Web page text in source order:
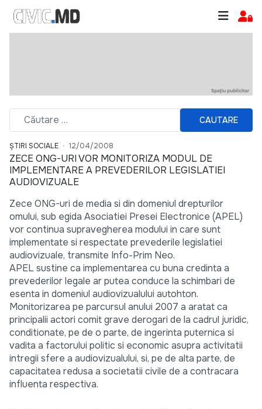
CAUTARE
ȘTIRI SOCIALE 12/04/2008
ZECE ONG-URI VOR MONITORIZA MODUL DE
IMPLEMENTARE A PREVEDERILOR LEGISLATIEI
AUDIOVIZUALE
Zece ONG-uri de media si din domeniul drepturilor
omului, sub egida Asociatiei Presei Electronice (APEL)
vor continua supravegherea modului in care sunt
implementate si respectate prevederile legislatiei
audiovizuale, transmite Info-Prim Neo.
APEL sustine ca implementarea cu buna credinta a
prevederilor legale ar putea conduce la schimbari de
esenta in domeniul audiovizualului autohton.
Monitorizarea pe parcursul anului 2007 a aratat ca
principalii actori comit grave derogari de la cadrul juridic,
conditionate, pe de o parte, de ingerinta puternica si
vadita a factorului politic si economic asupra activitatii
intregii sfere a audiovizualului, si, pe de alta parte, de
capacitatea redusa a societatii civile de a contracara
influenta respectiva.